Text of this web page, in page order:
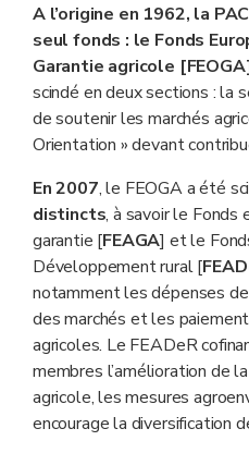
A l’origine en 1962, la
seul fonds : le Fonds
Garantie agricole
scindé en deux sections : la
de soutenir les marchés
Orientation » devant
En 2007, le FEOGA a été
distincts, à savoir le Fonds
garantie [FEAGA] et le
Développement rural [
notamment les dépenses de
des marchés et les
agricoles. Le FEADeR
membres l’amélioration de
agricole, les mesures
encourage la diversification